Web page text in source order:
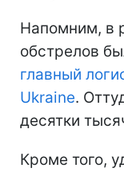
Напомним, в
обстрелов
главный
Ukraine.
десятки
Кроме того,